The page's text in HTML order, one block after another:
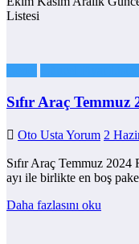
Listesi
Sıfır Araç
Oto Usta Yorum 2
Sıfır Araç Temmuz 2024
ayı ile birlikte en boş
Daha fazlasını oku